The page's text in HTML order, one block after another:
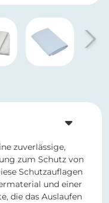
zuverlässige,
zum Schutz von
Schutzauflagen
und einer
die das Auslaufen